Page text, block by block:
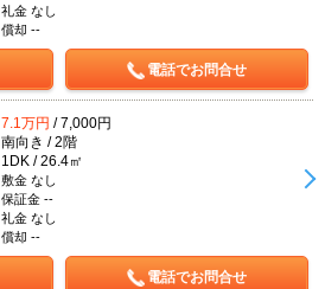
礼金 なし
償却 --
電話でお問合せ
7.1万円 / 7,000円
南向き / 2階
1DK / 26.4㎡
敷金 なし
保証金 --
礼金 なし
償却 --
電話でお問合せ